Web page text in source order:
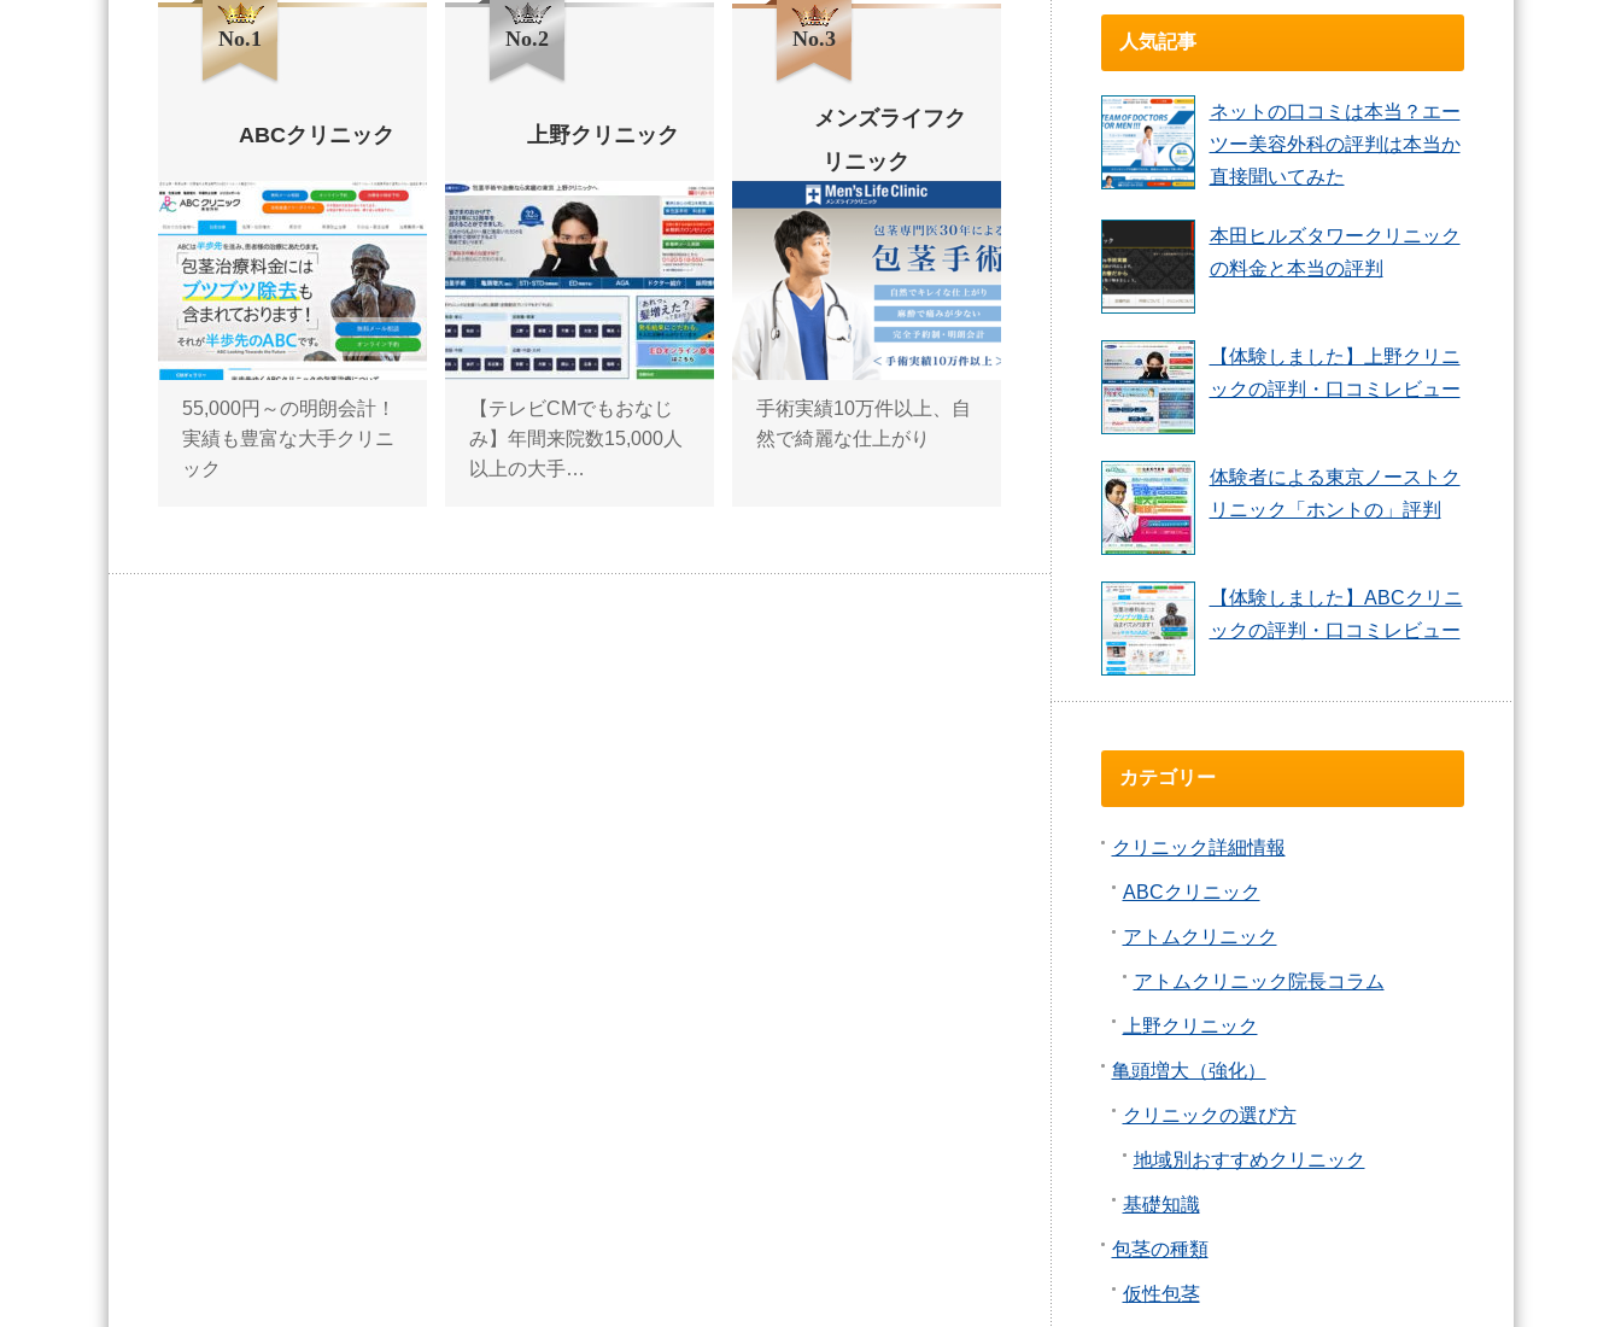
No.1
ABCクリニック
55,000円～の明朗会計！
実績も豊富な大手クリニ
ック
No.2
上野クリニック
【テレビCMでもおなじ
み】年間来院数15,000人
以上の大手…
No.3
メンズライフク
リニック
手術実績10万件以上、自
然で綺麗な仕上がり
人気記事
ネットの口コミは本当？エー
ツー美容外科の評判は本当か
直接聞いてみた
本田ヒルズタワークリニック
の料金と本当の評判
【体験しました】上野クリニ
ックの評判・口コミレビュー
体験者による東京ノーストク
リニック「ホントの」評判
【体験しました】ABCクリニ
ックの評判・口コミレビュー
カテゴリー
クリニック詳細情報
ABCクリニック
アトムクリニック
アトムクリニック院長コラム
上野クリニック
亀頭増大（強化）
クリニックの選び方
地域別おすすめクリニック
基礎知識
包茎の種類
仮性包茎